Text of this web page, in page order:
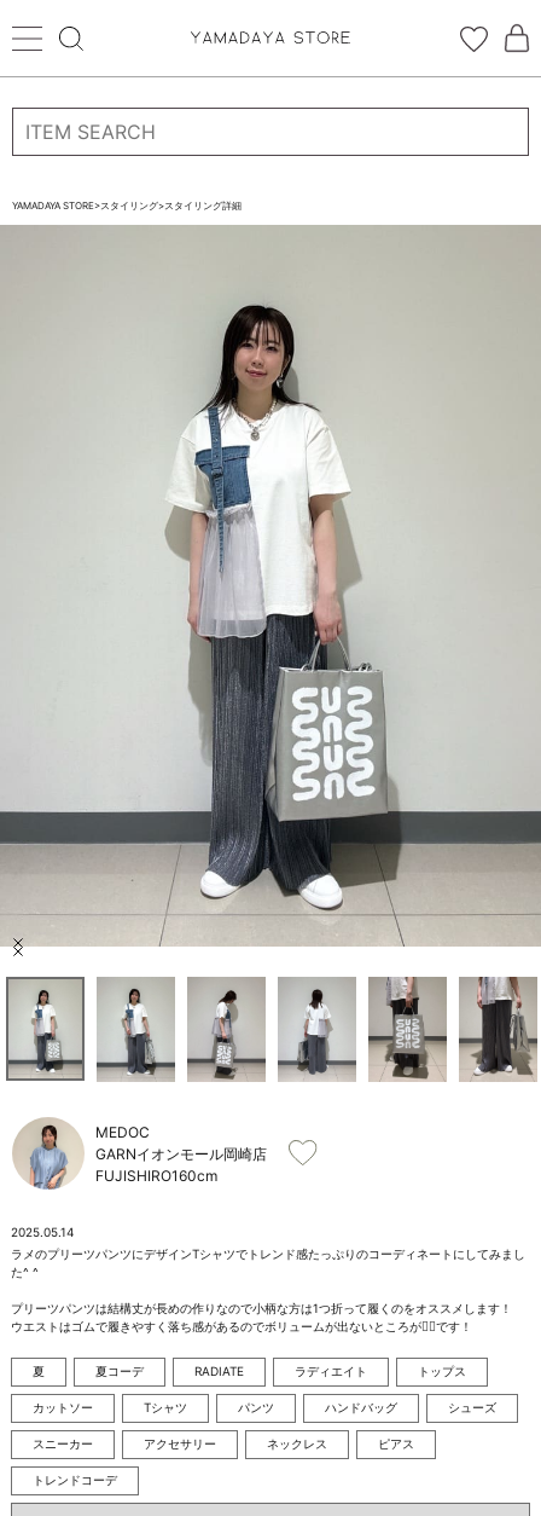
ログイン 新規会員登録
STORE BRAND・LABELから探す
ブランド一覧
店舗検索
サイズガイド
ご利用ガイド/ヘルプ
YAMADAYA STORE>スタイリング>スタイリング詳細
Item
MEDOC
GARNイオンモール岡崎店
FUJISHIRO160cm
2025.05.14
ラメのプリーツパンツにデザインTシャツでトレンド感たっぷりのコーディネートにしてみまし
た^ ^
プリーツパンツは結構丈が長めの作りなので小柄な方は1つ折って履くのをオススメします！
ウエストはゴムで履きやすく落ち感があるのでボリュームが出ないところが🙆‍♀️です！
夏 夏コーデ RADIATE ラディエイト トップス
カットソー Tシャツ パンツ ハンドバッグ シューズ
スニーカー アクセサリー ネックレス ピアス
トレンドコーデ